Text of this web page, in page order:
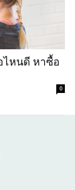
ไหนดี หาซื้อ
0